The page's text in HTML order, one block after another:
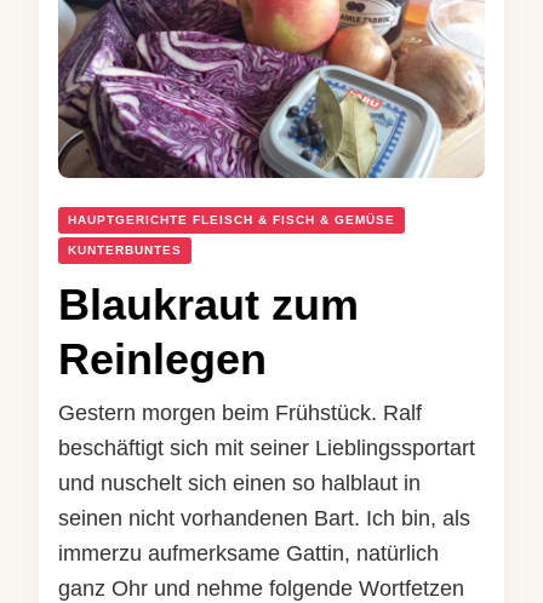
HAUPTGERICHTE FLEISCH & FISCH & GEMÜSE
KUNTERBUNTES
Blaukraut zum
Reinlegen
Gestern morgen beim Frühstück. Ralf
beschäftigt sich mit seiner Lieblingssportart
und nuschelt sich einen so halblaut in
seinen nicht vorhandenen Bart. Ich bin, als
immerzu aufmerksame Gattin, natürlich
ganz Ohr und nehme folgende Wortfetzen